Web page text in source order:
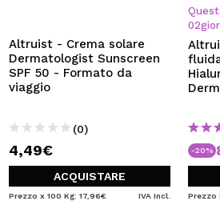
Creando un account su
acquisti velocemente, controllare
consultare le tue operazioni
CREARE UN
Altruist - Crema solare
Dermatologist Sunscreen
SPF 50 - Formato da
viaggio
(0)
4,49€
ACQUISTARE
Prezzo x 100 Kg: 17,96€ IVA Incl.
02
-20%
Prezzo